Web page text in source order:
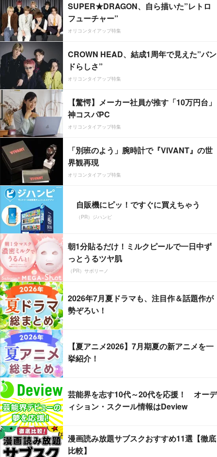
SUPER★DRAGON、自ら描いた”レトロ
フューチャー”
オリコンタイアップ特集
CROWN HEAD、結成1周年で見えた”バン
ドらしさ”
オリコンタイアップ特集
【驚愕】メーカー社員が推す「10万円台」
神コスパPC
オリコンタイアップ特集
「別班のよう」腕時計で『VIVANT』の世
界観再現
オリコンタイアップ特集
自販機にピッ！ですぐに買えちゃう
（PR）ジハンピ
朝1分貼るだけ！ミルクピールで一日中ず
っとうるツヤ肌
（PR）サボリーノ
2026年7月夏ドラマも、注目作＆話題作が
勢ぞろい！
【夏アニメ2026】7月期夏の新アニメを一
挙紹介！
芸能界を志す10代～20代を応援！ オーデ
ィション・スクール情報はDeview
漫画読み放題サブスクおすすめ11選【徹底
比較】